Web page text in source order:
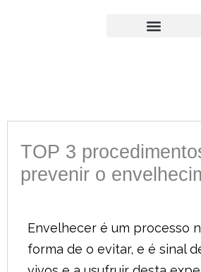
TOP 3
prevenir o
Envelhecer é um processo
forma de o evitar, e é sinal